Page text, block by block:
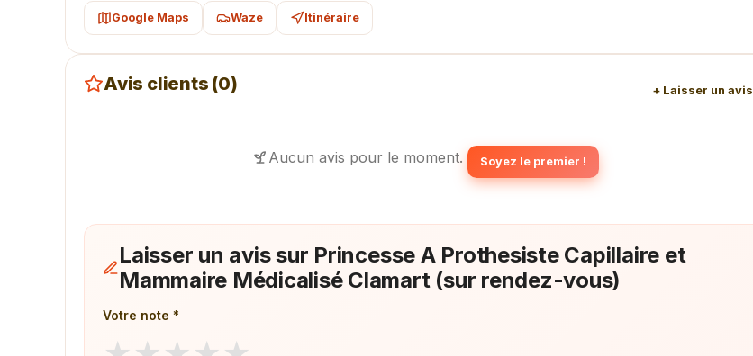
Google Maps Waze Itinéraire
Avis clients (0) + Laisser un avis
Aucun avis pour le moment. Soyez le premier !
Laisser un avis sur Princesse A Prothesiste Capillaire et
Mammaire Médicalisé Clamart (sur rendez-vous)
Votre note *